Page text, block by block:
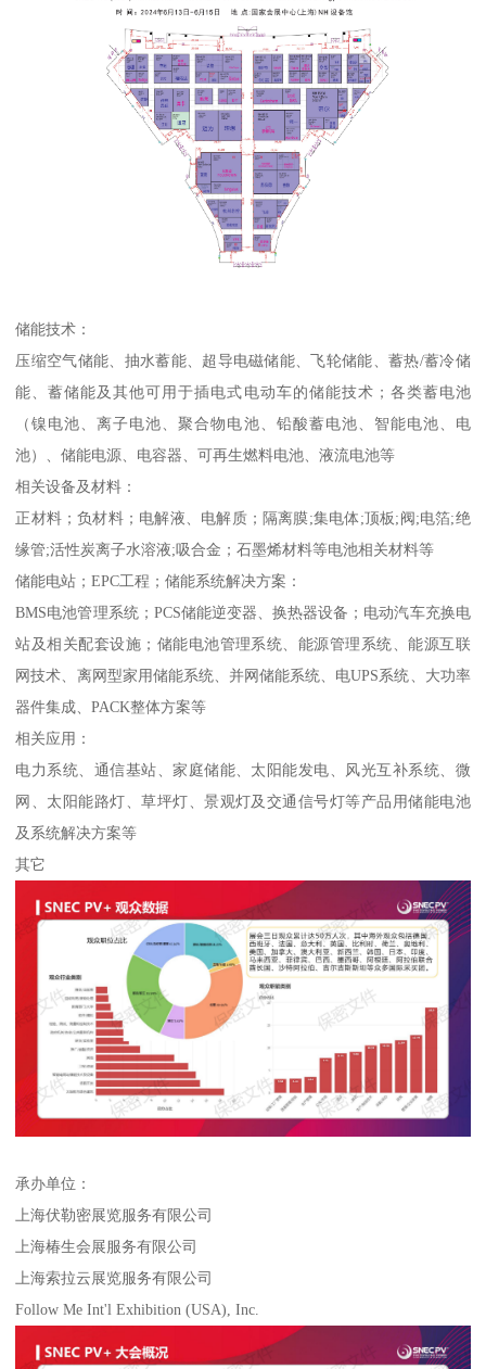
储能技术：
压缩空气储能、抽水蓄能、超导电磁储能、飞轮储能、蓄热/蓄冷储
能、蓄储能及其他可用于插电式电动车的储能技术；各类蓄电池
（镍电池、离子电池、聚合物电池、铅酸蓄电池、智能电池、电
池）、储能电源、电容器、可再生燃料电池、液流电池等
相关设备及材料：
正材料；负材料；电解液、电解质；隔离膜;集电体;顶板;阀;电箔;绝
缘管;活性炭离子水溶液;吸合金；石墨烯材料等电池相关材料等
储能电站；EPC工程；储能系统解决方案：
BMS电池管理系统；PCS储能逆变器、换热器设备；电动汽车充换电
站及相关配套设施；储能电池管理系统、能源管理系统、能源互联
网技术、离网型家用储能系统、并网储能系统、电UPS系统、大功率
器件集成、PACK整体方案等
相关应用：
电力系统、通信基站、家庭储能、太阳能发电、风光互补系统、微
网、太阳能路灯、草坪灯、景观灯及交通信号灯等产品用储能电池
及系统解决方案等
其它
承办单位：
上海伏勒密展览服务有限公司
上海椿生会展服务有限公司
上海索拉云展览服务有限公司
Follow Me Int'l Exhibition (USA), Inc.